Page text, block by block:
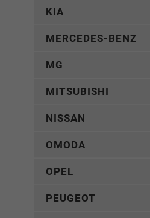
KIA
MERCEDES-BENZ
MG
MITSUBISHI
NISSAN
OMODA
OPEL
PEUGEOT